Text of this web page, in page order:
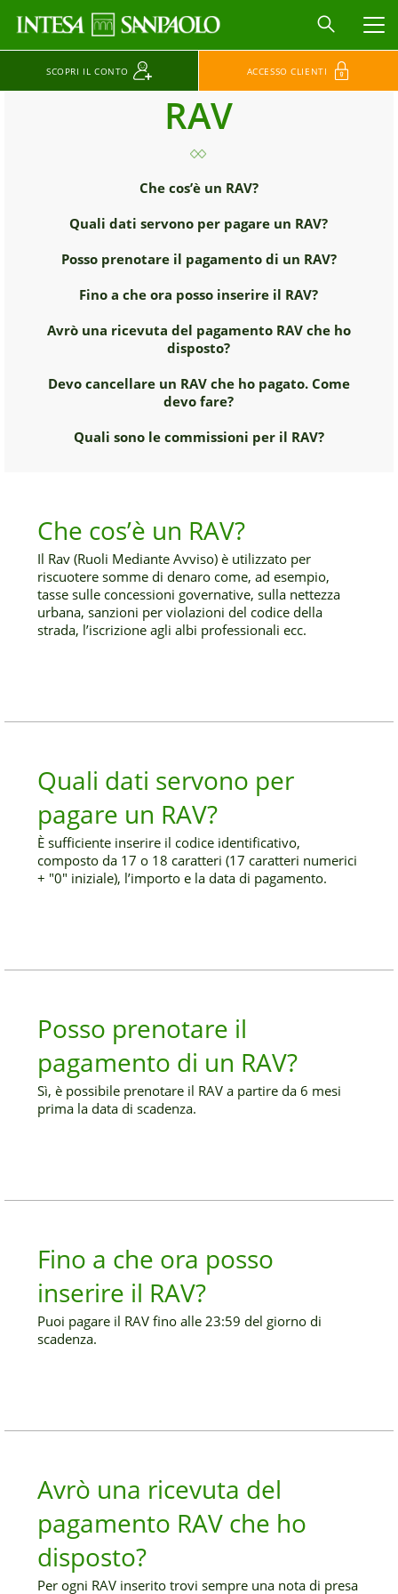
SCOPRI IL CONTO ACCESSO CLIENTI
RAV
Che cos’è un RAV?
Quali dati servono per pagare un RAV?
Posso prenotare il pagamento di un RAV?
Fino a che ora posso inserire il RAV?
Avrò una ricevuta del pagamento RAV che ho
disposto?
Devo cancellare un RAV che ho pagato. Come
devo fare?
Quali sono le commissioni per il RAV?
Che cos’è un RAV?
Il Rav (Ruoli Mediante Avviso) è utilizzato per
riscuotere somme di denaro come, ad esempio,
tasse sulle concessioni governative, sulla nettezza
urbana, sanzioni per violazioni del codice della
strada, l’iscrizione agli albi professionali ecc.
Quali dati servono per
pagare un RAV?
È sufficiente inserire il codice identificativo,
composto da 17 o 18 caratteri (17 caratteri numerici
+ "0" iniziale), l’importo e la data di pagamento.
Posso prenotare il
pagamento di un RAV?
Sì, è possibile prenotare il RAV a partire da 6 mesi
prima la data di scadenza.
Fino a che ora posso
inserire il RAV?
Puoi pagare il RAV fino alle 23:59 del giorno di
scadenza.
Avrò una ricevuta del
pagamento RAV che ho
disposto?
Per ogni RAV inserito trovi sempre una nota di presa